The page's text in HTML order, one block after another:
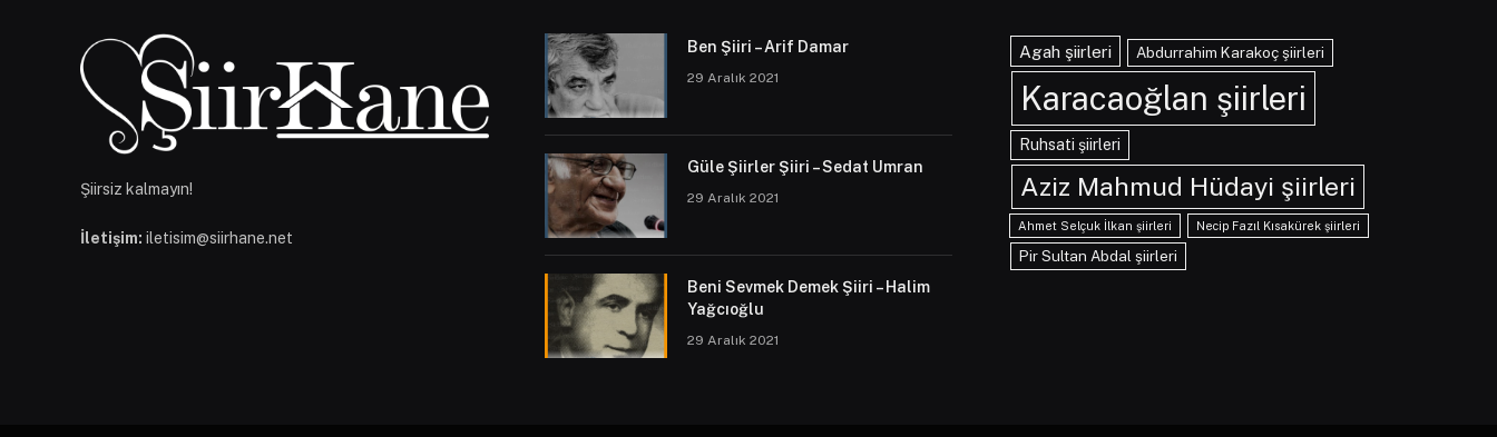
Şiirsiz kalmayın!
İletişim: iletisim@siirhane.net
Ben Şiiri – Arif Damar
29 Aralık 2021
Güle Şiirler Şiiri – Sedat Umran
29 Aralık 2021
Beni Sevmek Demek Şiiri – Halim
Yağcıoğlu
29 Aralık 2021
Agah şiirleri Abdurrahim Karakoç şiirleri
Karacaoğlan şiirleri
Ruhsati şiirleri
Aziz Mahmud Hüdayi şiirleri
Ahmet Selçuk İlkan şiirleri Necip Fazıl Kısakürek şiirleri
Pir Sultan Abdal şiirleri